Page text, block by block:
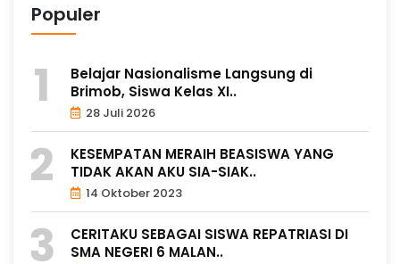
Populer
Belajar Nasionalisme Langsung di
Brimob, Siswa Kelas XI..
28 Juli 2026
KESEMPATAN MERAIH BEASISWA YANG
TIDAK AKAN AKU SIA-SIAK..
14 Oktober 2023
CERITAKU SEBAGAI SISWA REPATRIASI DI
SMA NEGERI 6 MALAN..